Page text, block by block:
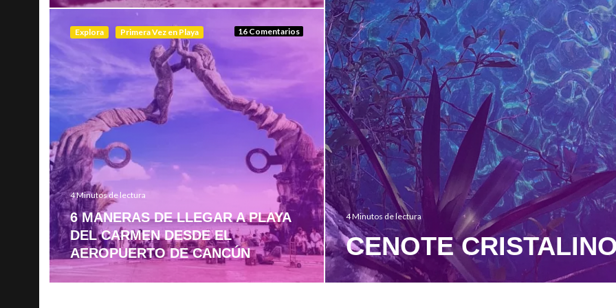
4 Minutos de lectura
CENOTE
Explora Primera Vez en Playa 16 Comentarios
4 Minutos de lectura
6 MANERAS DE LLEGAR A PLAYA
DEL CARMEN DESDE EL
AEROPUERTO DE CANCÚN